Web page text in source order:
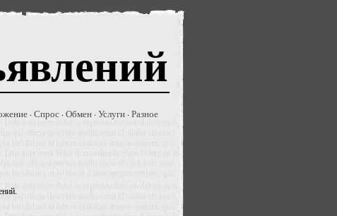
· Спрос · Обмен · Услуги · Разное